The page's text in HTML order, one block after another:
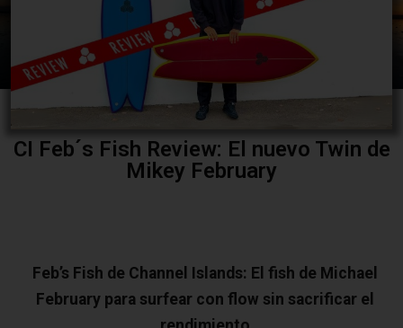
CI Feb´s Fish Review: El nuevo Twin de
Mikey February
Feb’s Fish de Channel Islands: El fish de Michael
February para surfear con flow sin sacrificar el